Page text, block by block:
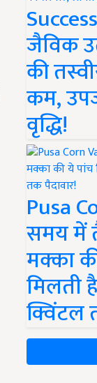
जैविक
की
कम,
वृद्धि!
Pusa
समय में
मक्का
मिलती
क्विंटल